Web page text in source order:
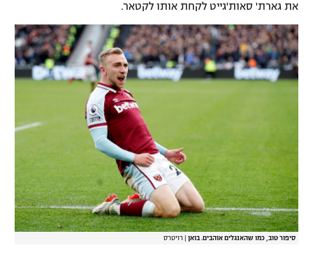
תגיות
המגזין
את גארת' סאות'גייט לקחת אותו לקטאר.
סיפור טוב, כמו שהאנגלים אוהבים. בואן רויטרס